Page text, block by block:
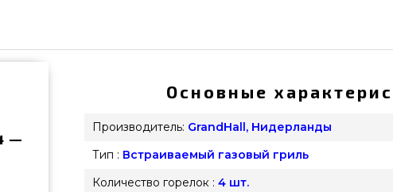
—
Основные
Производитель: GrandHall, Нидерланды
Тип : Встраиваемый газовый гриль
Количество горелок : 4 шт.